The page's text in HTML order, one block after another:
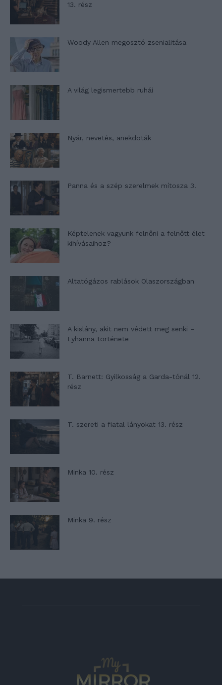
13. rész
Woody Allen megosztó zsenialitása
A világ legismertebb ruhái
Nyár, nevetés, anekdoták
Panna és a szép szerelmek mítosza 3.
Képtelenek vagyunk felnőni a felnőtt élet
kihívásaihoz?
Altatógázos rablások Olaszországban
A kislány, akit nem védett meg senki –
Lyhanna története
T. Barnett: Gyilkosság a Garda-tónál 12.
rész
T. szereti a fiatal lányokat 13. rész
Minka 10. rész
Minka 9. rész